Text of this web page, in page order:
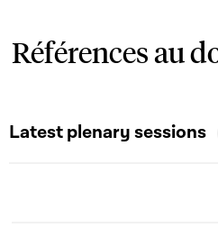
Références au
Latest plenary sessions